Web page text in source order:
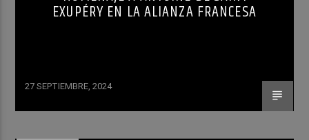
EXUPÉRY EN LA ALIANZA FRANCESA
27 SEPTIEMBRE, 2024